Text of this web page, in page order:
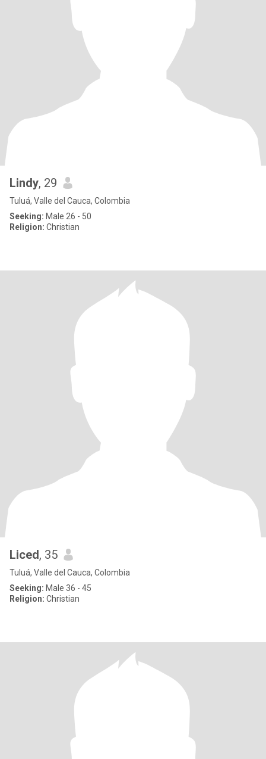
Lindy, 29
Tuluá, Valle del Cauca, Colombia
Seeking: Male 26 - 50
Religion: Christian
Liced, 35
Tuluá, Valle del Cauca, Colombia
Seeking: Male 36 - 45
Religion: Christian